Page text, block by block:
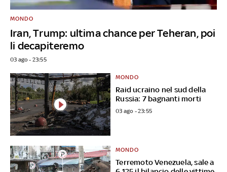
Iran, Trump: ultima chance per Teheran, poi
li decapiteremo
MONDO
03 ago - 23:55
Raid ucraino nel sud della
Russia: 7 bagnanti morti
MONDO
03 ago - 23:55
Terremoto Venezuela, sale a
MONDO